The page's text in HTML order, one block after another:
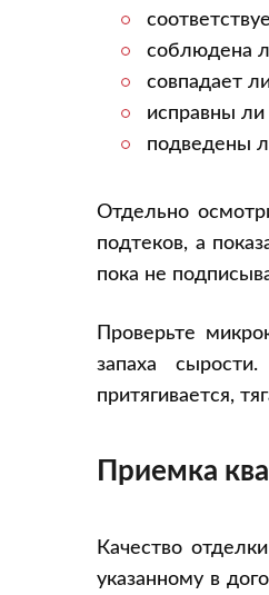
соблюдена
совпадает
исправны ли
подведены
Отдельно
подтеков, а
пока не
Проверьте
запаха
притягивается,
Приемка
Качество
указанному в